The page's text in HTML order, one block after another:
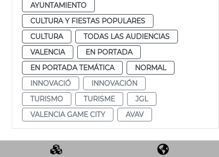
AYUNTAMIENTO
CULTURA Y FIESTAS POPULARES
CULTURA
TODAS LAS AUDIENCIAS
VALENCIA
EN PORTADA
EN PORTADA TEMÁTICA
NORMAL
INNOVACIÓ
INNOVACIÓN
TURISMO
TURISME
JGL
VALENCIA GAME CITY
AVAV